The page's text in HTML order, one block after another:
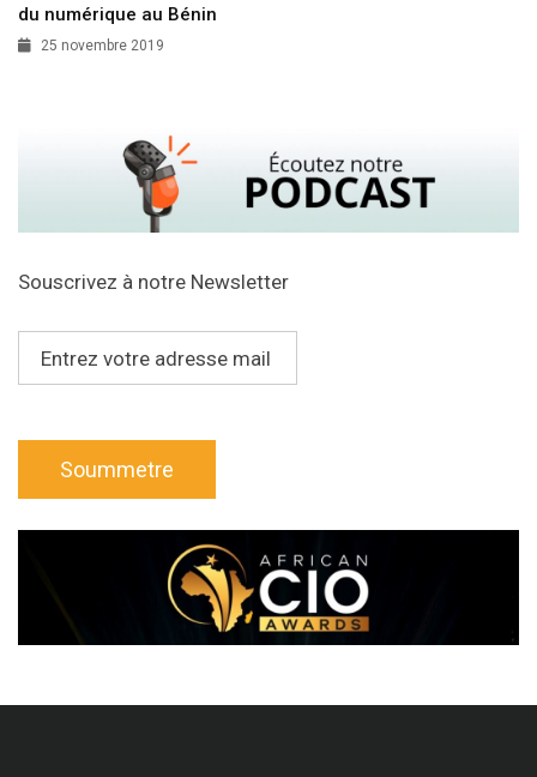
du numérique au Bénin
25 novembre 2019
Souscrivez à notre Newsletter